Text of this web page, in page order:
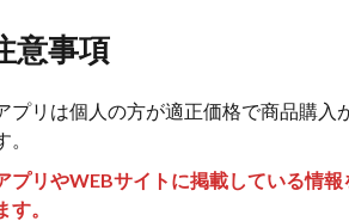
意事項
プリは個人の方が適正価格で商品購入
。
プリやWEBサイトに掲載している情
す。